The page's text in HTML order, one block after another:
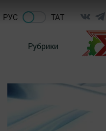
РУС ТАТ
Рубрики